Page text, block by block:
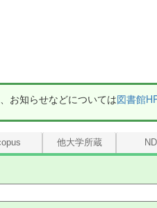
お知らせなどについては図書館
他大学所蔵